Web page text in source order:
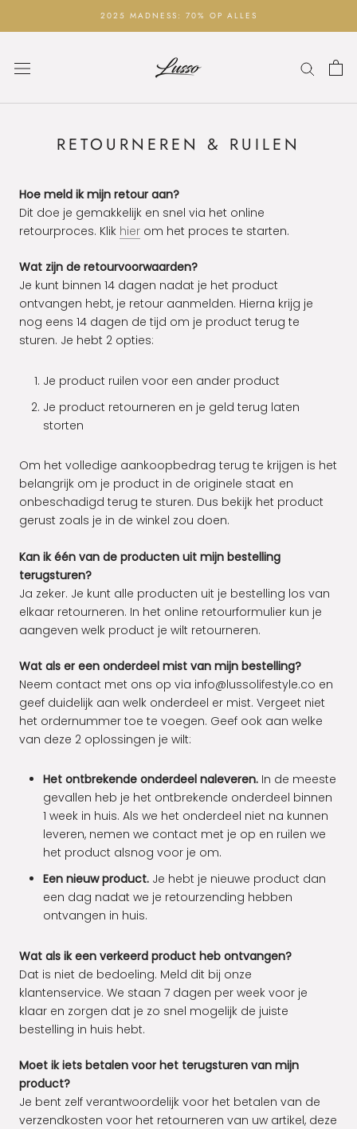
2025 MADNESS: 70% OP ALLES
RETOURNEREN & RUILEN
Hoe meld ik mijn retour aan?
Dit doe je gemakkelijk en snel via het online
retourproces. Klik hier om het proces te starten.
Wat zijn de retourvoorwaarden?
Je kunt binnen 14 dagen nadat je het product
ontvangen hebt, je retour aanmelden. Hierna krijg je
nog eens 14 dagen de tijd om je product terug te
sturen. Je hebt 2 opties:
Je product ruilen voor een ander product
Je product retourneren en je geld terug laten
storten
Om het volledige aankoopbedrag terug te krijgen is het
belangrijk om je product in de originele staat en
onbeschadigd terug te sturen. Dus bekijk het product
gerust zoals je in de winkel zou doen.
Kan ik één van de producten uit mijn bestelling
terugsturen?
Ja zeker. Je kunt alle producten uit je bestelling los van
elkaar retourneren. In het online retourformulier kun je
aangeven welk product je wilt retourneren.
Wat als er een onderdeel mist van mijn bestelling?
Neem contact met ons op via info@lussolifestyle.co en
geef duidelijk aan welk onderdeel er mist. Vergeet niet
het ordernummer toe te voegen. Geef ook aan welke
van deze 2 oplossingen je wilt:
Het ontbrekende onderdeel naleveren. In de meeste
gevallen heb je het ontbrekende onderdeel binnen
1 week in huis. Als we het onderdeel niet na kunnen
leveren, nemen we contact met je op en ruilen we
het product alsnog voor je om.
Een nieuw product. Je hebt je nieuwe product dan
een dag nadat we je retourzending hebben
ontvangen in huis.
Wat als ik een verkeerd product heb ontvangen?
Dat is niet de bedoeling. Meld dit bij onze
klantenservice. We staan 7 dagen per week voor je
klaar en zorgen dat je zo snel mogelijk de juiste
bestelling in huis hebt.
Moet ik iets betalen voor het terugsturen van mijn
product?
Je bent zelf verantwoordelijk voor het betalen van de
verzendkosten voor het retourneren van uw artikel, deze